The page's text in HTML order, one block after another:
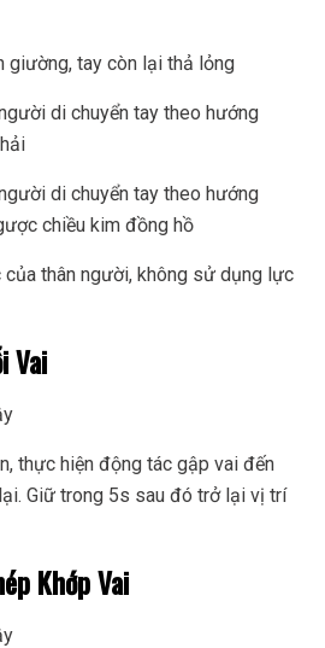
giường, tay còn lại thả lỏng
di chuyển tay theo hướng
di chuyển tay theo hướng
chiều kim đồng hồ
thân người, không sử dụng lực
Vai
thực hiện động tác gập vai đến
Giữ trong 5s sau đó trở lại vị trí
Khớp Vai